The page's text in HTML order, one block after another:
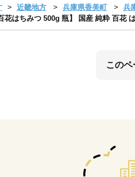
近畿地方 兵庫県香美町
兵
花はちみつ 500g 瓶】 国産 純粋 百花
この